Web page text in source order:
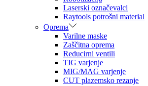
Laserski označevalci
Raytools potrošni material
Oprema
Varilne maske
Zaščitna oprema
Reducirni ventili
TIG varjenje
MIG/MAG varjenje
CUT plazemsko rezanje